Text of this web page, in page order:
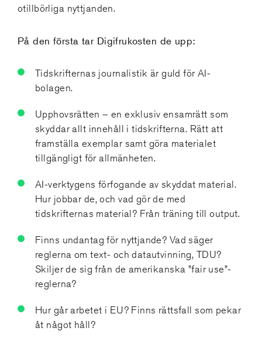
otillbörliga nyttjanden.
På den ​första tar Digifrukosten de upp:
Tidskrifternas journalistik är guld för AI-
bolagen.
Upphovsrätten – en exklusiv ensamrätt som
skyddar allt innehåll i tidskrifterna. Rätt att
framställa exemplar samt göra materialet
tillgängligt för allmänheten.
AI-verktygens förfogande av skyddat material.
Hur jobbar de, och vad gör de med
tidskrifternas material? Från träning till output.
Finns undantag för nyttjande? Vad säger
reglerna om text- och datautvinning, TDU?
Skiljer de sig från de amerikanska ”fair use”-
reglerna?
Hur går arbetet i EU? Finns rättsfall som pekar
åt något håll?